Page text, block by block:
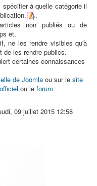
à quelle catégorie il
.
non publiés ou de
et,
ne les rendre visibles qu'à
de les rendre publics.
certaines connaissances
de Joomla ou sur le site
ou le forum
09 juillet 2015 12:58